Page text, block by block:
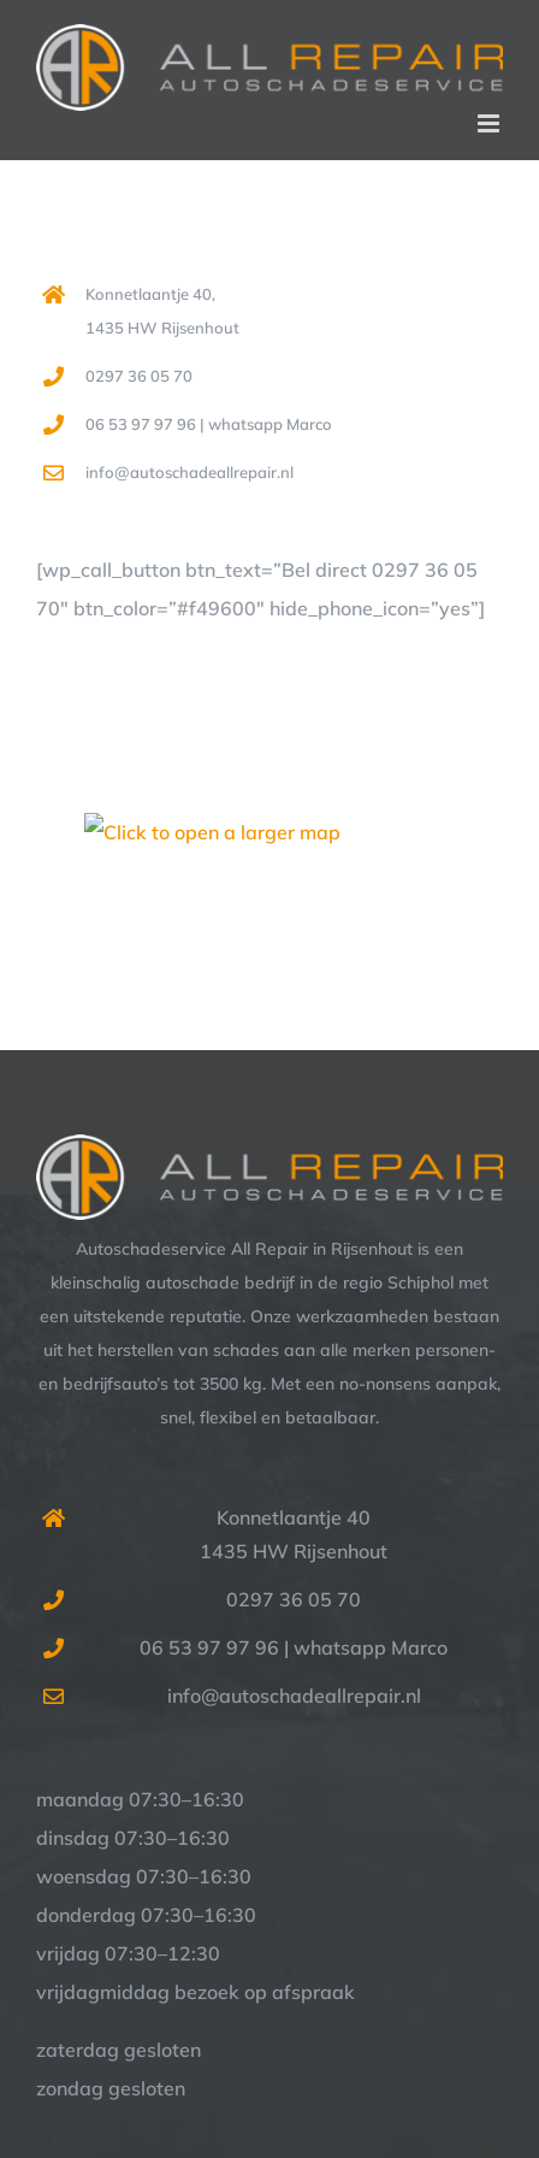
content
Konnetlaantje 40,
1435 HW Rijsenhout
0297 36 05 70
06 53 97 97 96 | whatsapp Marco
info@autoschadeallrepair.nl
[wp_call_button btn_text=”Bel direct 0297 36 05
70″ btn_color=”#f49600″ hide_phone_icon=”yes”]
Autoschadeservice All Repair in Rijsenhout is een
kleinschalig autoschade bedrijf in de regio Schiphol met
een uitstekende reputatie. Onze werkzaamheden bestaan
uit het herstellen van schades aan alle merken personen-
en bedrijfsauto’s tot 3500 kg. Met een no-nonsens aanpak,
snel, flexibel en betaalbaar.
Konnetlaantje 40
1435 HW Rijsenhout
0297 36 05 70
06 53 97 97 96 | whatsapp Marco
info@autoschadeallrepair.nl
maandag 07:30–16:30
dinsdag 07:30–16:30
woensdag 07:30–16:30
donderdag 07:30–16:30
vrijdag 07:30–12:30
vrijdagmiddag bezoek op afspraak
zaterdag gesloten
zondag gesloten